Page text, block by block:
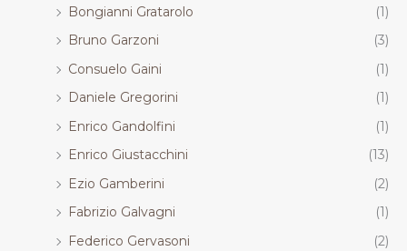
Bongianni Gratarolo
(1)
Bruno Garzoni
(3)
Consuelo Gaini
(1)
Daniele Gregorini
(1)
Enrico Gandolfini
(1)
Enrico Giustacchini
(13)
Ezio Gamberini
(2)
Fabrizio Galvagni
(1)
Federico Gervasoni
(2)